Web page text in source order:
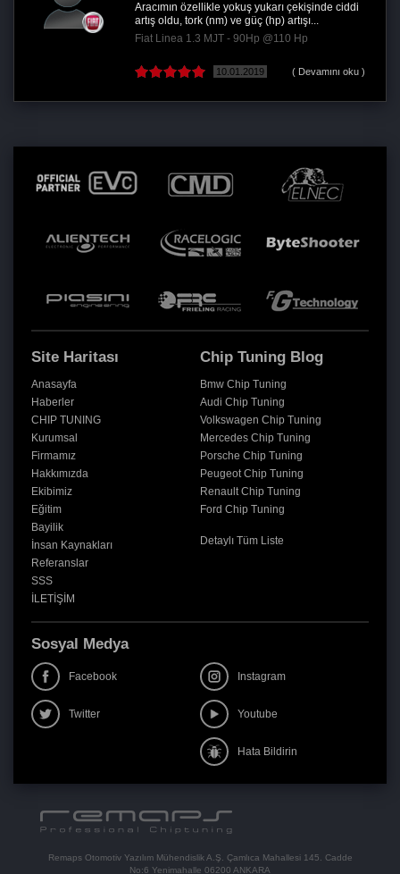
Aracımın özellikle yokuş yukarı çekişinde ciddi
artış oldu, tork (nm) ve güç (hp) artışı...
Fiat Linea 1.3 MJT - 90Hp @110 Hp
10.01.2019 ( Devamını oku )
Site Haritası
Anasayfa
Haberler
CHIP TUNING
Kurumsal
Firmamız
Hakkımızda
Ekibimiz
Eğitim
Bayilik
İnsan Kaynakları
Referanslar
SSS
İLETİŞİM
Chip Tuning Blog
Bmw Chip Tuning
Audi Chip Tuning
Volkswagen Chip Tuning
Mercedes Chip Tuning
Porsche Chip Tuning
Peugeot Chip Tuning
Renault Chip Tuning
Ford Chip Tuning
Detaylı Tüm Liste
Sosyal Medya
Facebook Instagram
Twitter Youtube
Hata Bildirin
Remaps Otomotiv Yazılım Mühendislik A.Ş. Çamlıca Mahallesi 145. Cadde
No:6 Yenimahalle 06200 ANKARA